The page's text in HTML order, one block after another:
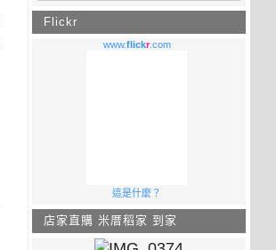
Flickr
www.flickr.com
這是什麼？
店家直購 米厝稻家 到家